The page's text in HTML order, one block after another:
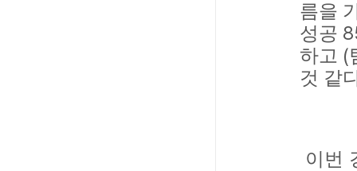
름을
성공
하고 (
것 같
이번